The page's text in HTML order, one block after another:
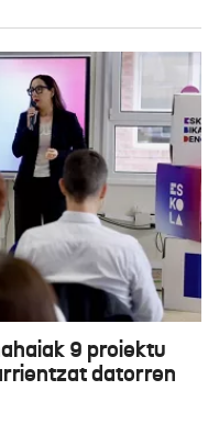
9 proiektu
datorren